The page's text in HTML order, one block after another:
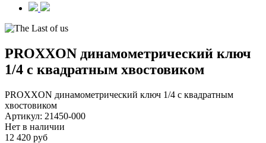
PROXXON динамометрический ключ
1/4 с квадратным хвостовиком
PROXXON динамометрический ключ 1/4 с квадратным
хвостовиком
Артикул: 21450-000
Нет в наличии
12 420 руб